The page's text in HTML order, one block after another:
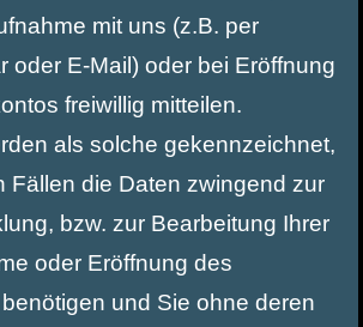
mit uns (z.B. per
oder E-Mail) oder bei Eröffnung
freiwillig mitteilen.
als solche gekennzeichnet,
Fällen die Daten zwingend zur
bzw. zur Bearbeitung Ihrer
oder Eröffnung des
und Sie ohne deren